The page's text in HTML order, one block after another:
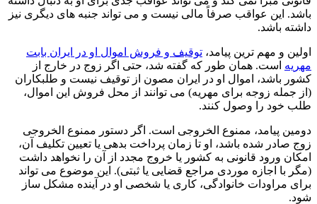
باشد. این عواقب صرفاً مالی نیست و می تواند جنبه های دیگری نیز
داشته باشد.
اولین و مهم ترین پیامد، توقیف و فروش اموال او در ایران بابت
مهریه است. همان طور که گفته شد، حتی اگر زوج در خارج از
کشور باشد، اموال او در ایران مصون از توقیف نیست و طلبکاران
(از جمله زوجه برای مهریه) می توانند از محل فروش این اموال،
طلب خود را وصول کنند.
دومین پیامد، ممنوع الخروجی است. اگر دستور ممنوع الخروجی
زوج صادر شده باشد، او تا زمان پرداخت بدهی یا تعیین تکلیف آن،
امکان ورود قانونی به کشور یا خروج مجدد از آن را نخواهد داشت
(مگر با اجازه موردی مراجع قضایی یا ثبتی). این موضوع می تواند
برای مراودات خانوادگی، کاری یا شخصی او در آینده مشکل ساز
شود.